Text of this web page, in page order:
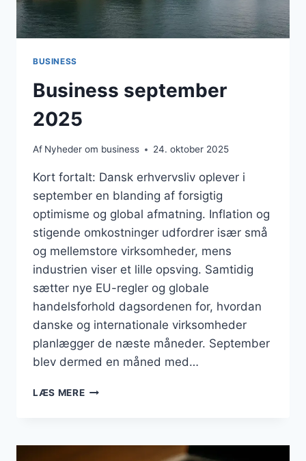
BUSINESS
Business september
2025
Af Nyheder om business 24. oktober 2025
Kort fortalt: Dansk erhvervsliv oplever i
september en blanding af forsigtig
optimisme og global afmatning. Inflation og
stigende omkostninger udfordrer især små
og mellemstore virksomheder, mens
industrien viser et lille opsving. Samtidig
sætter nye EU-regler og globale
handelsforhold dagsordenen for, hvordan
danske og internationale virksomheder
planlægger de næste måneder. September
blev dermed en måned med…
LÆS MEREBUSINESS